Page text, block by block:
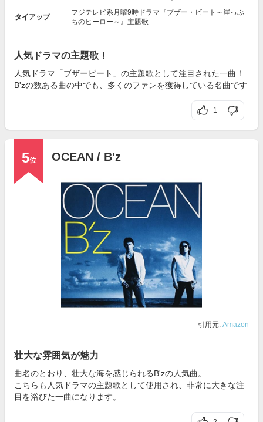
タイアップ
フジテレビ系月曜9時ドラマ『ブザー・ビート～崖っぷ
ちのヒーロー～』主題歌
人気ドラマの主題歌！
人気ドラマ「ブザービート」の主題歌として注目された一曲！
B'zの数ある曲の中でも、多くのファンを獲得している名曲です
1
5位 OCEAN / B'z
引用元: Amazon
壮大な雰囲気が魅力
曲名のとおり、壮大な海を感じられるB'zの人気曲。
こちらも人気ドラマの主題歌として使用され、非常に大きな注
目を浴びた一曲になります。